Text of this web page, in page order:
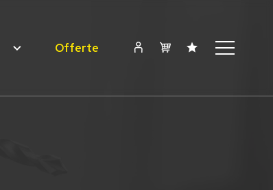
Offerte